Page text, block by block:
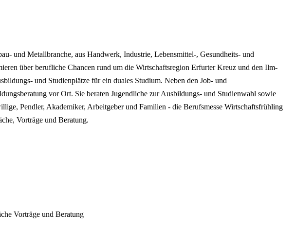
und Metallbranche, aus Handwerk, Industrie, Lebensmittel-, Gesundheits- und
über berufliche Chancen rund um die Wirtschaftsregion Erfurter Kreuz und den Ilm-
und Studienplätze für ein duales Studium. Neben den Job- und
vor Ort. Sie beraten Jugendliche zur Ausbildungs- und Studienwahl sowie
Pendler, Akademiker, Arbeitgeber und Familien - die Berufsmesse Wirtschaftsfrühling
Vorträge und Beratung.
Vorträge und Beratung